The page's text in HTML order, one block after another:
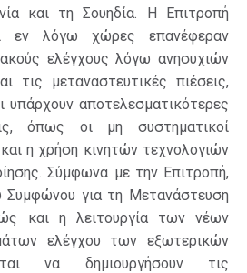
και τη Σουηδία. Η Επιτροπή
εν λόγω χώρες επανέφεραν
ελέγχους λόγω ανησυχιών
τις μεταναστευτικές πιέσεις,
υπάρχουν αποτελεσματικότερες
όπως οι μη συστηματικοί
η χρήση κινητών τεχνολογιών
Σύμφωνα με την Επιτροπή,
Συμφώνου για τη Μετανάστευση
και η λειτουργία των νέων
ελέγχου των εξωτερικών
να δημιουργήσουν τις